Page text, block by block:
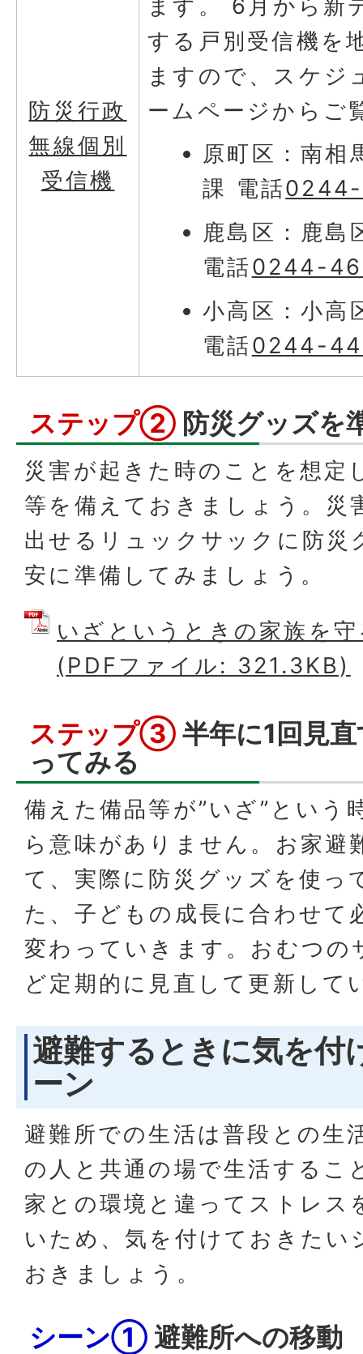
防災行政
無線個別
受信機
ます。 6月から新
する戸別受信機を
ますので、スケジ
ームページからご
原町区：南相
課 電話
鹿島区：鹿島
電話0244-
小高区：小高
電話0244-
ステップ② 防災グッズを
災害が起きた時のことを想定
等を備えておきましょう。災
出せるリュックサックに防災
安に準備してみましょう。
いざというときの家族を
(PDFファイル: 321.3KB)
ステップ③ 半年に1回見
ってみる
備えた備品等が”いざ”という
ら意味がありません。お家避
て、実際に防災グッズを使っ
た、子どもの成長に合わせて
変わっていきます。おむつの
ど定期的に見直して更新して
避難するときに気を付
ーン
避難所での生活は普段との生
の人と共通の場で生活するこ
家との環境と違ってストレス
いため、気を付けておきたい
おきましょう。
シーン① 避難所への移動